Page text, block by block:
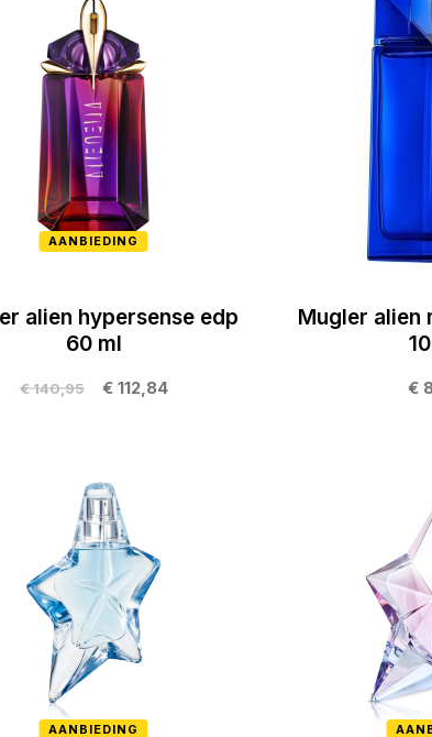
AANBIEDING
alien hypersense edp
60 ml
€ 112,84
€ 140,95
Mugler alien
€
AANBIEDING